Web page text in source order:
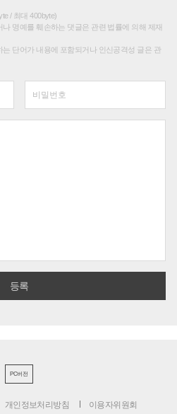
/ 최대 400byte)
명예를 훼손하는 댓글은 관련 법률에 의해 제재
단어가 내용에 포함되거나 인신공격성 글은 관
PC버전
개인정보처리방침 이용자위원회